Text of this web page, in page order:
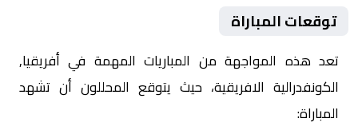
توقعات المباراة
تعد هذه المواجهة من المباريات المهمة في أفريقيا,
الكونفدرالية الافريقية، حيث يتوقع المحللون أن تشهد
المباراة: